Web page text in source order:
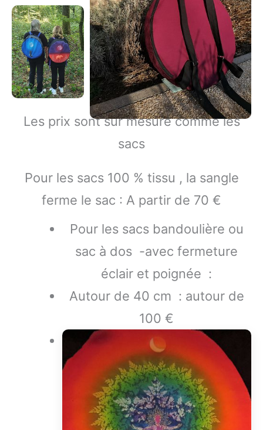
Les prix sont sur mesure comme les
sacs
Pour les sacs 100 % tissu , la sangle
ferme le sac : A partir de 70 €
Pour les sacs bandoulière ou
sac à dos -avec fermeture
éclair et poignée :
Autour de 40 cm : autour de
100 €